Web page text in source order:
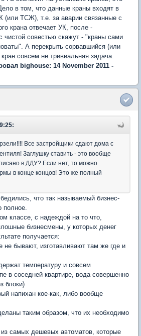
в том, что данные краны входят в
(или ТСЖ), т.е. за аварии связанные с
крана отвечает УК, после -
чистой совестью скажут - "краны сами
А перекрыть сорвавшийся (или
совсем не тривиальная задача.
bighouse: 14 November 2011 -
Все застройщики сдают дома с
Заглушку ставить - это вообще
в ДДУ? Если нет, то можно
в конце концов! Это же полный
что так называемый бизнес-
полное.
классе, с надеждой на то что,
бизнесмены, у которых денег
получается:
не бывают, изготавливают там же где и
температуру и совсем
в соседней квартире, вода совершенно
блоки)
напихан кое-как, либо вообще
таким образом, что их необходимо
из самых дешевых автоматов, которые